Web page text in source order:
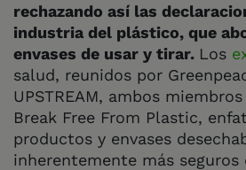
rechazando así las
industria del plástico, que
envases de usar y tirar. Los
salud, reunidos por
UPSTREAM, ambos
Break Free From Plastic,
productos y envases
inherentemente más seguros